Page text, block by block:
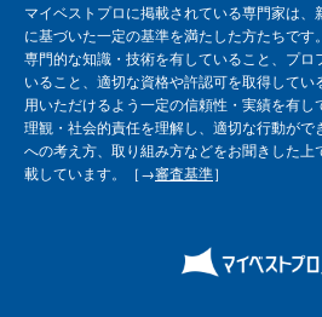
マイベストプロに掲載されている専門家は
に基づいた一定の基準を満たした方たちです
専門的な知識・技術を有していること、プ
いること、適切な資格や許認可を取得して
用いただけるよう一定の信頼性・実績を有
理観・社会的責任を理解し、適切な行動が
への考え方、取り組み方などをお聞きした
載しています。［→審査基準］